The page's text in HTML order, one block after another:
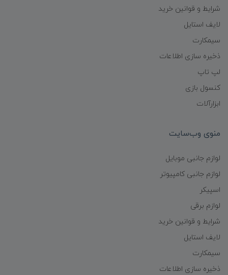
شرایط و قوانین خرید
لایف استایل
سیمکارت
ذخیره سازی اطلاعات
لپ تاپ
کنسول بازی
ابزارآلات
منوی وب‌سایت
لوازم جانبی موبایل
لوازم جانبی کامپیوتر
اسپیکر
لوازم برقی
شرایط و قوانین خرید
لایف استایل
سیمکارت
ذخیره سازی اطلاعات